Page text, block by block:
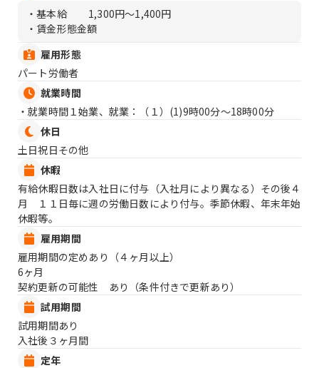
・基本給
1,300円〜1,400円
・賃金形態金額
雇用形態
パート労働者
就業時間
・就業時間１始業、就業：（１） (1)9時00分〜18時00分
休日
土日祝日その他
休暇
有給休暇日数は入社日に付与（入社月により異なる）その後４
月 １１日毎に週の労働日数により付与。季節休暇、年末年始
休暇等。
雇用期間
雇用期間の定めあり（４ヶ月以上）
6ヶ月
契約更新の可能性 あり（条件付きで更新あり）
試用期間
試用期間あり
入社後３ヶ月間
定年